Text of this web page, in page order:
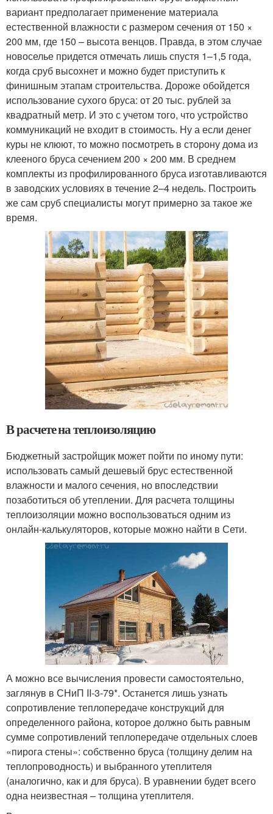
вариант предполагает применение материала
естественной влажности с размером сечения от 150 ×
200 мм, где 150 – высота венцов. Правда, в этом случае
новоселье придется отмечать лишь спустя 1–1,5 года,
когда сруб высохнет и можно будет приступить к
финишным этапам строительства. Дороже обойдется
использование сухого бруса: от 20 тыс. рублей за
квадратный метр. И это с учетом того, что устройство
коммуникаций не входит в стоимость. Ну а если денег
куры не клюют, то можно посмотреть в сторону дома из
клееного бруса сечением 200 × 200 мм. В среднем
комплекты из профилированного бруса изготавливаются
в заводских условиях в течение 2–4 недель. Построить
же сам сруб специалисты могут примерно за такое же
время.
В расчете на теплоизоляцию
Бюджетный застройщик может пойти по иному пути:
использовать самый дешевый брус естественной
влажности и малого сечения, но впоследствии
позаботиться об утеплении. Для расчета толщины
теплоизоляции можно воспользоваться одним из
онлайн-калькуляторов, которые можно найти в Сети.
А можно все вычисления провести самостоятельно,
заглянув в СНиП II-3-79*. Останется лишь узнать
сопротивление теплопередаче конструкций для
определенного района, которое должно быть равным
сумме сопротивлений теплопередаче отдельных слоев
«пирога стены»: собственно бруса (толщину делим на
теплопроводность) и выбранного утеплителя
(аналогично, как и для бруса). В уравнении будет всего
одна неизвестная – толщина утеплителя.